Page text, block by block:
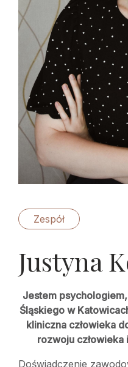
Zespół
Justyna
Jestem
Śląskiego w
kliniczna człowieka
rozwoju
Doświadczenie